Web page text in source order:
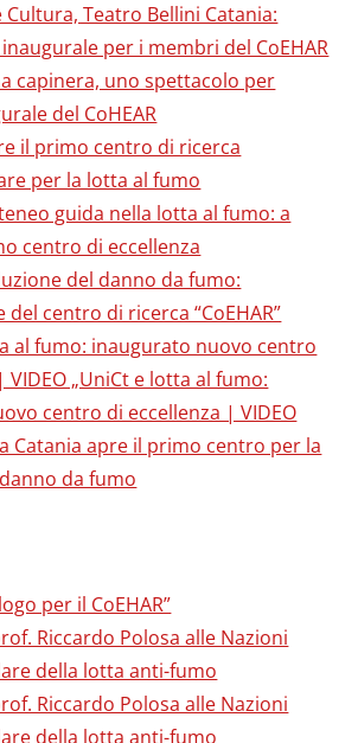
Cultura, Teatro Bellini Catania:
per i membri del CoEHAR
capinera, uno spettacolo per
del CoHEAR
il primo centro di ricerca
per la lotta al fumo
guida nella lotta al fumo: a
centro di eccellenza
del danno da fumo:
centro di ricerca “CoEHAR”
al fumo: inaugurato nuovo centro
„UniCt e lotta al fumo:
centro di eccellenza | VIDEO
Catania apre il primo centro per la
da fumo
per il CoEHAR”
Riccardo Polosa alle Nazioni
della lotta anti-fumo
Riccardo Polosa alle Nazioni
della lotta anti-fumo